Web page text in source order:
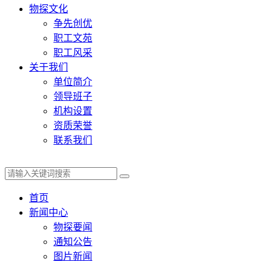
物探文化
争先创优
职工文苑
职工风采
关于我们
单位简介
领导班子
机构设置
资质荣誉
联系我们
首页
新闻中心
物探要闻
通知公告
图片新闻